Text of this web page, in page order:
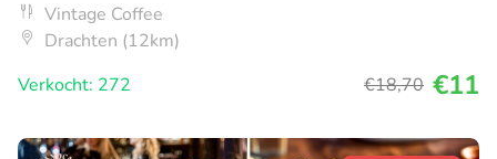
Vintage Coffee
Drachten (12km)
Verkocht: 272
€18,70 €11